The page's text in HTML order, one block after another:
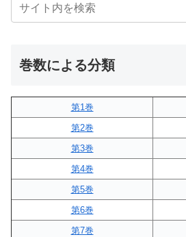
巻数による分類
第1巻
第2巻
第3巻
第4巻
第5巻
第6巻
第7巻